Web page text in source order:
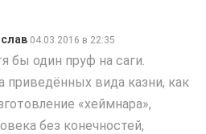
04.03.2016 в 22:35
бы один пруф на саги.
приведённых вида казни, как
«хеймнара»,
без конечностей,